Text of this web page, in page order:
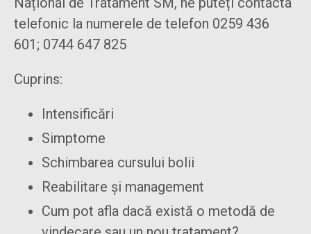
telefonic la numerele de telefon 0259 436
601; 0744 647 825
Cuprins:
Intensificări
Simptome
Schimbarea cursului bolii
Reabilitare și management
Cum pot afla dacă există o metodă de